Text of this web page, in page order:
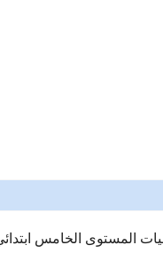
المستوى الخامس ابتدائي